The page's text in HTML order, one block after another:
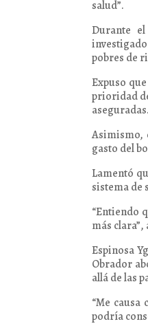
salud”.
Durante
pobres de
Expuso
prioridad
aseguradas.
Asimismo,
gasto del
Lamentó
sistema de
“Entiendo
más
Espinosa
Obrador
allá de las
“Me
podría